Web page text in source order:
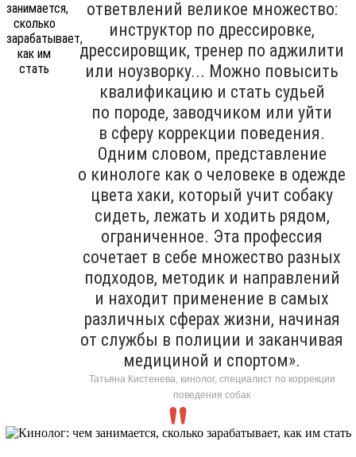
ответвлений великое множество:
инструктор по дрессировке,
дрессировщик, тренер по аджилити
или ноузворку... Можно повысить
квалификацию и стать судьей
по породе, заводчиком или уйти
в сферу коррекции поведения.
Одним словом, представление
о кинологе как о человеке в одежде
цвета хаки, который учит собаку
сидеть, лежать и ходить рядом,
ограниченное. Эта профессия
сочетает в себе множество разных
подходов, методик и направлений
и находит применение в самых
различных сферах жизни, начиная
от службы в полиции и заканчивая
медициной и спортом».
Татьяна Кистенева, кинолог, специалист по коррекции
поведения собак